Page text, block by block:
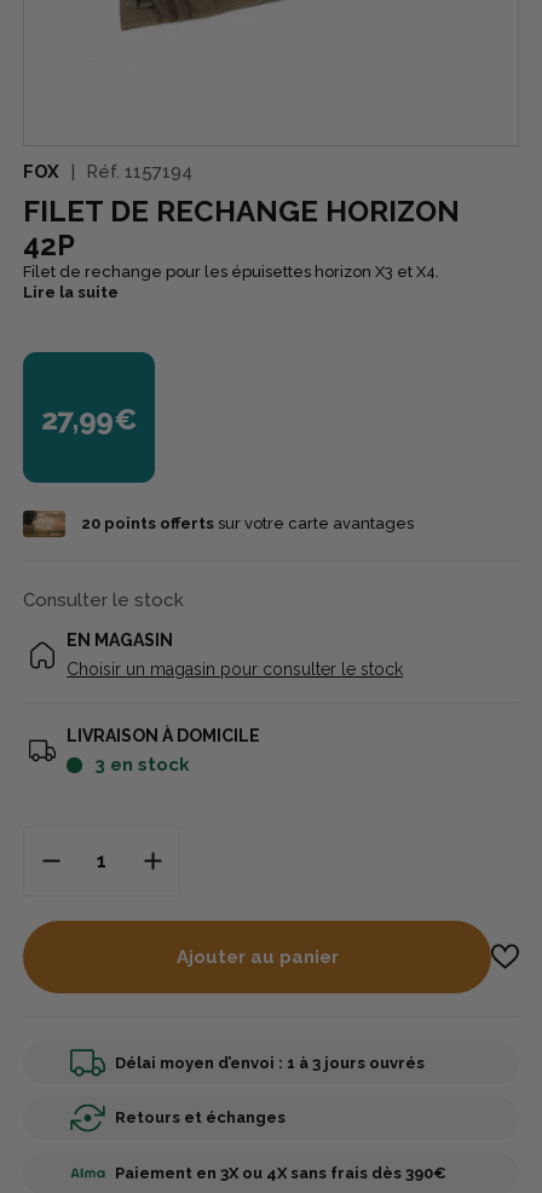
FOX Réf. 1157194
FILET DE RECHANGE HORIZON
42P
Filet de rechange pour les épuisettes horizon X3 et X4.
Lire la suite
27,99€
20points offertssur votre carte avantages
Consulter le stock
EN MAGASIN
Choisir un magasin pour consulter le stock
LIVRAISON À DOMICILE
3 en stock
Ajouter au panier
Délai moyen d’envoi : 1 à 3 jours ouvrés
Retours et échanges
Paiement en 3X ou 4X sans frais dès 390€